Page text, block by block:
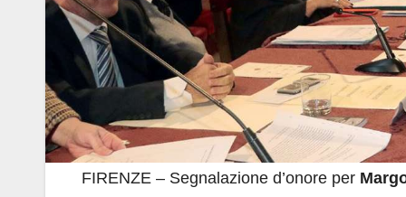
FIRENZE – Segnalazione d’onore per